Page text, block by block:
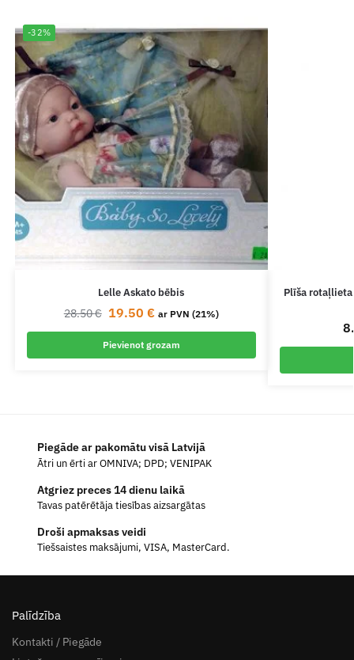
-32%
Lelle Askato bēbis
28.50€ 19.50 € ar PVN (21%)
Pievienot grozam
Plīša rotaļlieta
Piegāde ar pakomātu visā Latvijā
Ātri un ērti ar OMNIVA; DPD; VENIPAK
Atgriez preces 14 dienu laikā
Tavas patērētāja tiesības aizsargātas
Droši apmaksas veidi
Tiešsaistes maksājumi, VISA, MasterCard.
Palīdzība
Kontakti / Piegāde